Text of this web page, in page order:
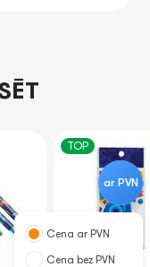
TOP
ar PVN
Cena ar PVN
Cena bez PVN